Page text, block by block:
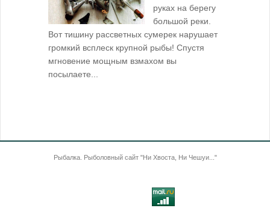
руках на берегу
большой реки.
Вот тишину рассветных сумерек нарушает
громкий всплеск крупной рыбы! Спустя
мгновение мощным взмахом вы
посылаете...
Рыбалка. Рыболовный сайт "Ни Хвоста, Ни Чешуи..."